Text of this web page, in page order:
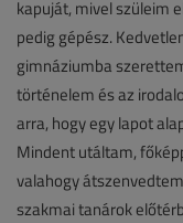
kapuját, mivel szüleim
pedig gépész.
gimnáziumba
történelem és az
arra, hogy egy lapot
Mindent utáltam,
valahogy
szakmai tanárok